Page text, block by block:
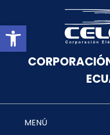
Abrir barra
MENÚ